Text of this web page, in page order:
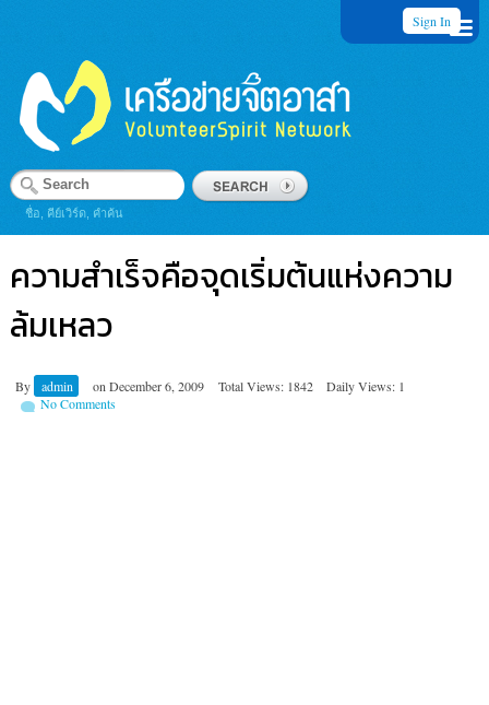
Sign In
ชื่อ, คีย์เวิร์ด, คำค้น
ความสำเร็จคือจุดเริ่มต้นแห่งความ
ล้มเหลว
By admin on December 6, 2009 Total Views: 1842
Daily Views: 1
No Comments